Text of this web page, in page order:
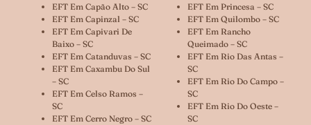
EFT Em Capão Alto – SC
EFT Em Capinzal – SC
EFT Em Capivari De
Baixo – SC
EFT Em Catanduvas – SC
EFT Em Caxambu Do Sul
– SC
EFT Em Celso Ramos –
SC
EFT Em Cerro Negro – SC
EFT Em Princesa – SC
EFT Em Quilombo – SC
EFT Em Rancho
Queimado – SC
EFT Em Rio Das Antas –
SC
EFT Em Rio Do Campo –
SC
EFT Em Rio Do Oeste –
SC